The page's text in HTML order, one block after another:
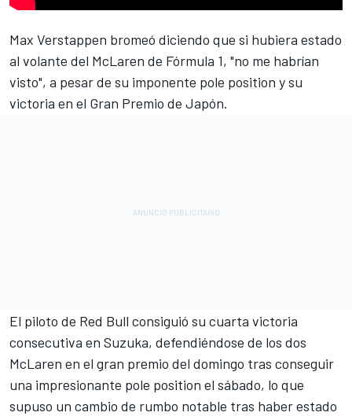
Max Verstappen bromeó diciendo que si hubiera estado
al volante del McLaren de Fórmula 1, "no me habrían
visto", a pesar de su imponente pole position y su
victoria en el Gran Premio de Japón.
El piloto de Red Bull consiguió su cuarta victoria
consecutiva en Suzuka, defendiéndose de los dos
McLaren en el gran premio del domingo tras conseguir
una impresionante pole position el sábado, lo que
supuso un cambio de rumbo notable tras haber estado